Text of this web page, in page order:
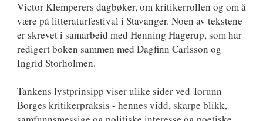
Victor Klemperers dagbøker, om kritikerrollen og om å
være på litteraturfestival i Stavanger. Noen av tekstene
er skrevet i samarbeid med Henning Hagerup, som har
redigert boken sammen med Dagfinn Carlsson og
Ingrid Storholmen.
Tankens lystprinsipp viser ulike sider ved Torunn
Borges kritikerpraksis - hennes vidd, skarpe blikk,